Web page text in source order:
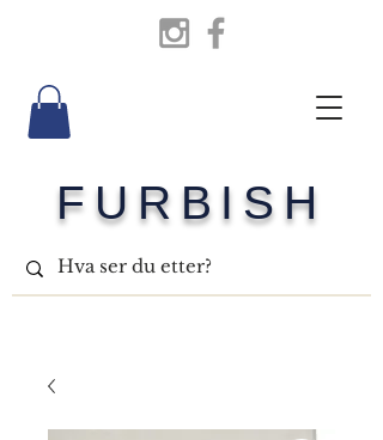
FURBISH